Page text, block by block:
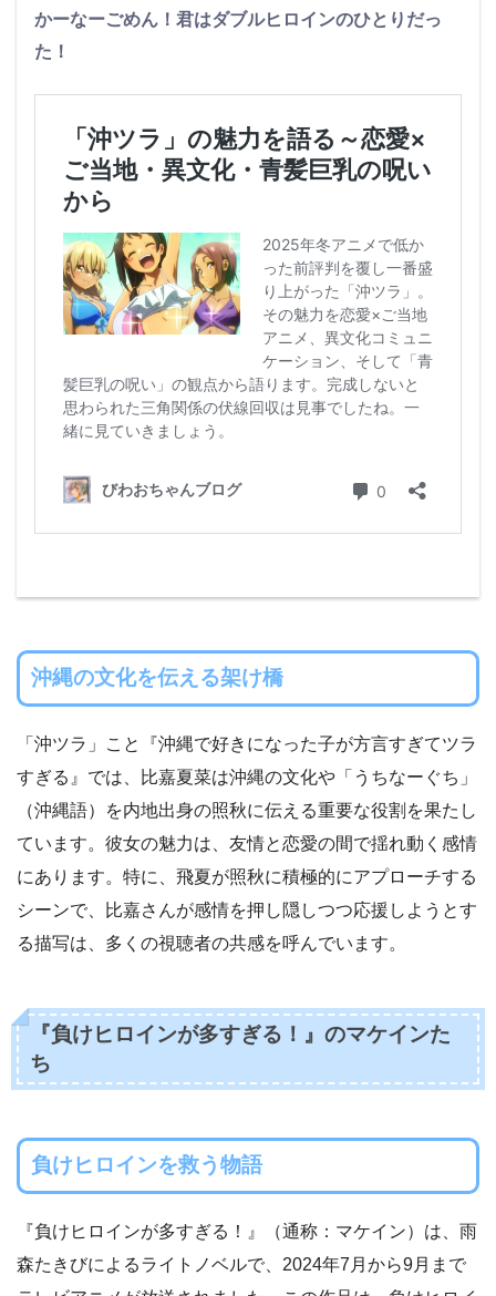
かーなーごめん！君はダブルヒロインのひとりだっ
た！
沖縄の文化を伝える架け橋
「沖ツラ」こと『沖縄で好きになった子が方言すぎてツラ
すぎる』では、比嘉夏菜は沖縄の文化や「うちなーぐち」
（沖縄語）を内地出身の照秋に伝える重要な役割を果たし
ています。彼女の魅力は、友情と恋愛の間で揺れ動く感情
にあります。特に、飛夏が照秋に積極的にアプローチする
シーンで、比嘉さんが感情を押し隠しつつ応援しようとす
る描写は、多くの視聴者の共感を呼んでいます。
『負けヒロインが多すぎる！』のマケインた
ち
負けヒロインを救う物語
『負けヒロインが多すぎる！』（通称：マケイン）は、雨
森たきびによるライトノベルで、2024年7月から9月まで